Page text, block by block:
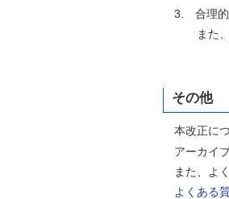
3. 合理的
また、土
その他
本改正につ
アーカイ
また、よく
よくある